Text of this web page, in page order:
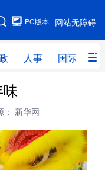
网站无障碍
PC版本
人事 国际 财
政
评
连线 教育
子 体育
： 新华网